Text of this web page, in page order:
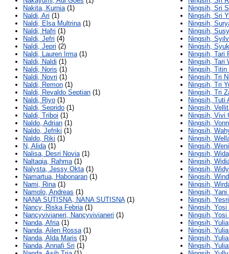
Nakita, Kurnia(1)
Naldi, Ari (1)
Naldi, Elsa Multrina(1)
Naldi, Hafri (1)
Naldi, Jefri (4)
Naldi, Jepri (2)
Naldi, Lauren Irma(1)
Naldi, Naldi (1)
Naldi, Noris (1)
Naldi, Novri (1)
Naldi, Remon (1)
Naldi, Revaldo Septian (1)
Naldi, Riyo (1)
Naldi, Seprido (1)
Naldi, Triboi (1)
Naldo, Adrian (1)
Naldo, Jefriki (1)
Naldo, Riki (1)
N, Alida(1)
Nalisa, Desri Novia(1)
Naltaqia, Rahma(1)
Nalysta, Jessy Okta(1)
Namartua, Habonaran (1)
Nami, Rina(1)
Namolo, Andreas (1)
NANA SUTISNA, NANA SUTISNA(1)
Nancy, Riska Febria(1)
Nancyvivianeri, Nancyvivianeri (1)
Nanda, Afria(1)
Nanda, Ailen Rossa(1)
Nanda, Alda Maris (1)
Nanda, Annafi Sri (1)
Ningsih, Sri
Ningsih, Sri
Ningsih,
Ningsih,
Ningsih,
Ningsih,
Ningsih, Tari
Ningsih, Tari
Ningsih, Titin
Ningsih, Tri
Ningsih, Tri
Ningsih, Tri
Ningsih, Tuti
Ningsih,
Ningsih, Vivi
Ningsih,
Ningsih,
Ningsih,
Ningsih,
Ningsih,
Ningsih,
Ningsih,
Ningsih,
Ningsih,
Ningsih, Yani
Ningsih, Yesri
Ningsih, Yosi
Ningsih, Yosi
Ningsih, Yulia
Ningsih,
Ningsih,
Ningsih,